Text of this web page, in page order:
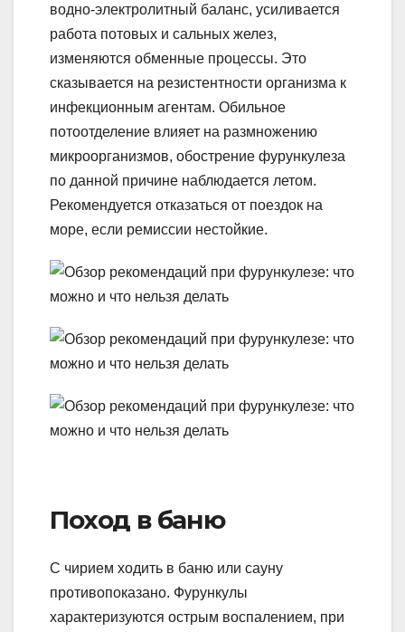
водно-электролитный баланс, усиливается
работа потовых и сальных желез,
изменяются обменные процессы. Это
сказывается на резистентности организма к
инфекционным агентам. Обильное
потоотделение влияет на размножению
микроорганизмов, обострение фурункулеза
по данной причине наблюдается летом.
Рекомендуется отказаться от поездок на
море, если ремиссии нестойкие.
Поход в баню
С чирием ходить в баню или сауну
противопоказано. Фурункулы
характеризуются острым воспалением, при